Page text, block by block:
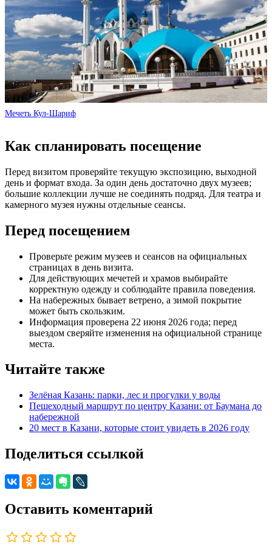
Мечеть Кул-Шариф
Как спланировать посещение
Перед визитом проверяйте текущую экспозицию, выходной
день и формат входа. За один день достаточно двух музеев;
большие коллекции лучше не соединять подряд. Для театра и
камерного музея нужны отдельные сеансы.
Перед посещением
Проверьте режим музеев и сеансов на официальных
страницах в день визита.
Для действующих мечетей и храмов выбирайте
корректную одежду и соблюдайте правила поведения.
На набережных бывает ветрено, а зимой покрытие
может быть скользким.
Информация проверена 22 июня 2026 года; перед
выездом сверяйте изменения на официальной странице
места.
Читайте также
Зелёная Казань: парки, лес и прогулки у воды
Пешеходный маршрут по центру Казани: от Баумана до
набережной
20 мест в Казани, которые стоит увидеть в 2026 году
Поделиться ссылкой
Оставить коментарий